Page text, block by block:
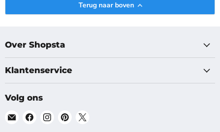
Terug naar boven
Over Shopsta
Klantenservice
Volg ons
Vind
Vind
Vind
Vind